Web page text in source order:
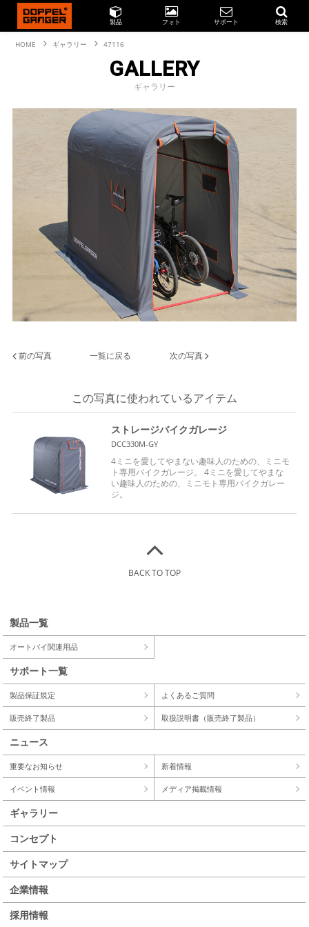
製品 フォト サポート 検索
HOME ギャラリー 47116
GALLERY
ギャラリー
前の写真 一覧に戻る 次の写真
この写真に使われているアイテム
ストレージバイクガレージ
DCC330M-GY
4ミニを愛してやまない趣味人のための、ミニモ
ト専用バイクガレージ。 4ミニを愛してやまな
い趣味人のための、ミニモト専用バイクガレー
ジ。
BACK TO TOP
製品一覧
オートバイ関連用品
サポート一覧
製品保証規定 よくあるご質問
販売終了製品 取扱説明書（販売終了製品）
ニュース
重要なお知らせ 新着情報
イベント情報 メディア掲載情報
ギャラリー
コンセプト
サイトマップ
企業情報
採用情報